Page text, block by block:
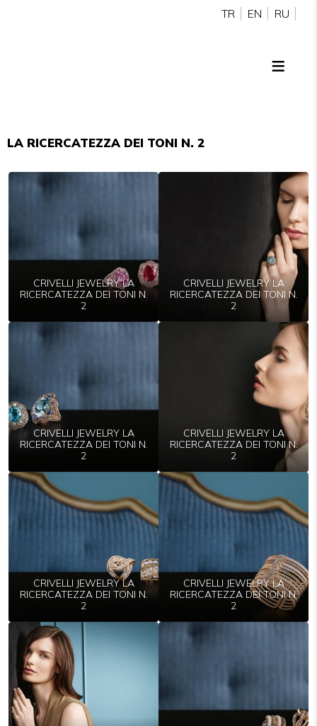
TR EN RU
LA RICERCATEZZA DEI TONI N. 2
CRIVELLI JEWELRY LA
RICERCATEZZA DEI TONI N.
2
CRIVELLI JEWELRY LA
RICERCATEZZA DEI TONI N.
2
CRIVELLI JEWELRY LA
RICERCATEZZA DEI TONI N.
2
CRIVELLI JEWELRY LA
RICERCATEZZA DEI TONI N.
2
CRIVELLI JEWELRY LA
RICERCATEZZA DEI TONI N.
2
CRIVELLI JEWELRY LA
RICERCATEZZA DEI TONI N.
2